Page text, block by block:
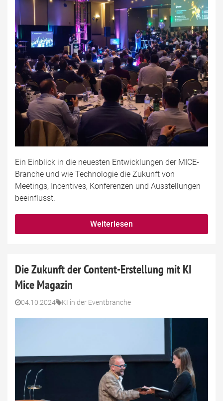
Ein Einblick in die neuesten Entwicklungen der MICE-
Branche und wie Technologie die Zukunft von
Meetings, Incentives, Konferenzen und Ausstellungen
beeinflusst.
Weiterlesen
Die Zukunft der Content-Erstellung mit KI
Mice Magazin
04.10.2024 KI in der Eventbranche